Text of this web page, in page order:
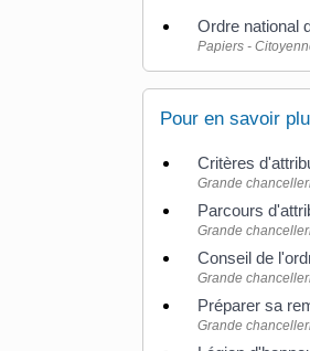
Ordre national
Papiers -
Pour en savoir
Critères
Grande
Parcours
Grande
Conseil de
Grande
Préparer sa
Grande